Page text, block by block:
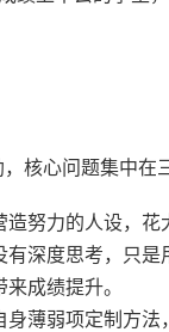
核心问题集中在
造努力的人设，
深度思考，只是
成绩提升。
身薄弱项定制方